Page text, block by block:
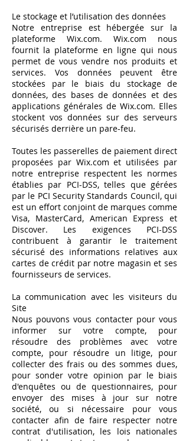
Le stockage et l’utilisation des données
Notre entreprise est hébergée sur la
plateforme Wix.com. Wix.com nous
fournit la plateforme en ligne qui nous
permet de vous vendre nos produits et
services. Vos données peuvent être
stockées par le biais du stockage de
données, des bases de données et des
applications générales de Wix.com. Elles
stockent vos données sur des serveurs
sécurisés derrière un pare-feu.
Toutes les passerelles de paiement direct
proposées par Wix.com et utilisées par
notre entreprise respectent les normes
établies par PCI-DSS, telles que gérées
par le PCI Security Standards Council, qui
est un effort conjoint de marques comme
Visa, MasterCard, American Express et
Discover. Les exigences PCI-DSS
contribuent à garantir le traitement
sécurisé des informations relatives aux
cartes de crédit par notre magasin et ses
fournisseurs de services.
La communication avec les visiteurs du
Site
Nous pouvons vous contacter pour vous
informer sur votre compte, pour
résoudre des problèmes avec votre
compte, pour résoudre un litige, pour
collecter des frais ou des sommes dues,
pour sonder votre opinion par le biais
d'enquêtes ou de questionnaires, pour
envoyer des mises à jour sur notre
société, ou si nécessaire pour vous
contacter afin de faire respecter notre
contrat d'utilisation, les lois nationales